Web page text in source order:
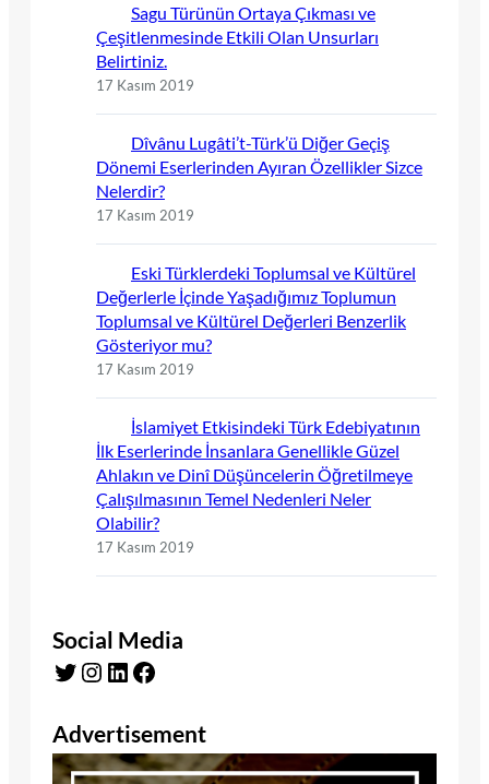
Sagu Türünün Ortaya Çıkması ve
Çeşitlenmesinde Etkili Olan Unsurları
Belirtiniz.
17 Kasım 2019
Dîvânu Lugâti’t-Türk’ü Diğer Geçiş
Dönemi Eserlerinden Ayıran Özellikler Sizce
Nelerdir?
17 Kasım 2019
Eski Türklerdeki Toplumsal ve Kültürel
Değerlerle İçinde Yaşadığımız Toplumun
Toplumsal ve Kültürel Değerleri Benzerlik
Gösteriyor mu?
17 Kasım 2019
İslamiyet Etkisindeki Türk Edebiyatının
İlk Eserlerinde İnsanlara Genellikle Güzel
Ahlakın ve Dinî Düşüncelerin Öğretilmeye
Çalışılmasının Temel Nedenleri Neler
Olabilir?
17 Kasım 2019
Social Media
Twitter Instagram LinkedIn Facebook
Advertisement